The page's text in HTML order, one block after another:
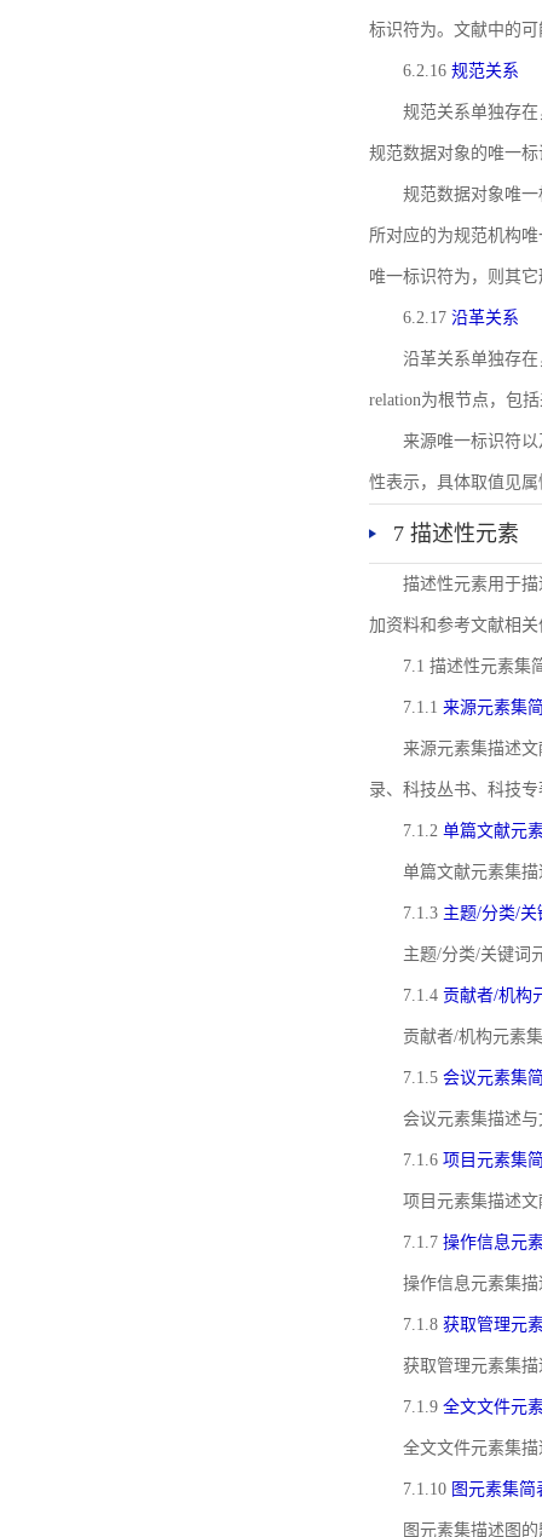
标识符为。文献中的
6.2.16 规范关系
规范关系单独存
规范数据对象的唯一
规范数据对象唯一
所对应的为规范机构
唯一标识符为，则其
6.2.17 沿革关系
沿革关系单独存
relation为根节点，包
来源唯一标识符以
性表示，具体取值见属
7 描述性元素
描述性元素用于
加资料和参考文献相
7.1 描述性元素集
7.1.1 来源元素集
来源元素集描述
录、科技丛书、科技
7.1.2 单篇文献元
单篇文献元素集
7.1.3 主题/分类/
主题/分类/关键词
7.1.4 贡献者/机构
贡献者/机构元素
7.1.5 会议元素集
会议元素集描述
7.1.6 项目元素集
项目元素集描述
7.1.7 操作信息元
操作信息元素集
7.1.8 获取管理元
获取管理元素集
7.1.9 全文文件元
全文文件元素集
7.1.10 图元素集简
图元素集描述图